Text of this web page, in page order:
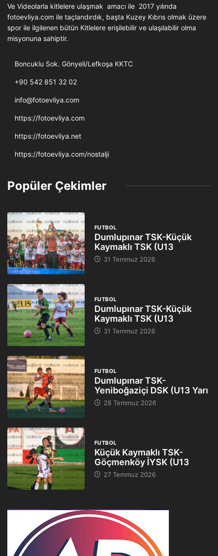
Ve Videolarla kitlelere ulaşmak amacı ile 2017 yılında
fotoevliya.com ile taçlandırdık, başta Kuzey Kıbrıs olmak üzere
spor ile ilgilenen bütün Kitlelere erişilebilir ve ulaşılabilir olma
misyonuna sahiptir.
Boncuklu Sok. Gönyeli/Lefkoşa KKTC
+90 542 851 32 02
info@fotoevliya.com
https://fotoevliya.com
https://fotoevliya.net
https://fotoevliya.com/nostalji
Popüler Çekimler
FUTBOL
Dumlupınar TSK-Küçük
Kaymaklı TSK (U13
31 Temmuz 2026
FUTBOL
Dumlupınar TSK-Küçük
Kaymaklı TSK (U13
31 Temmuz 2026
FUTBOL
Dumlupınar TSK-
Yeniboğaziçi DSK (U13 Yarı
28 Temmuz 2026
FUTBOL
Küçük Kaymaklı TSK-
Göçmenköy İYSK (U13
27 Temmuz 2026